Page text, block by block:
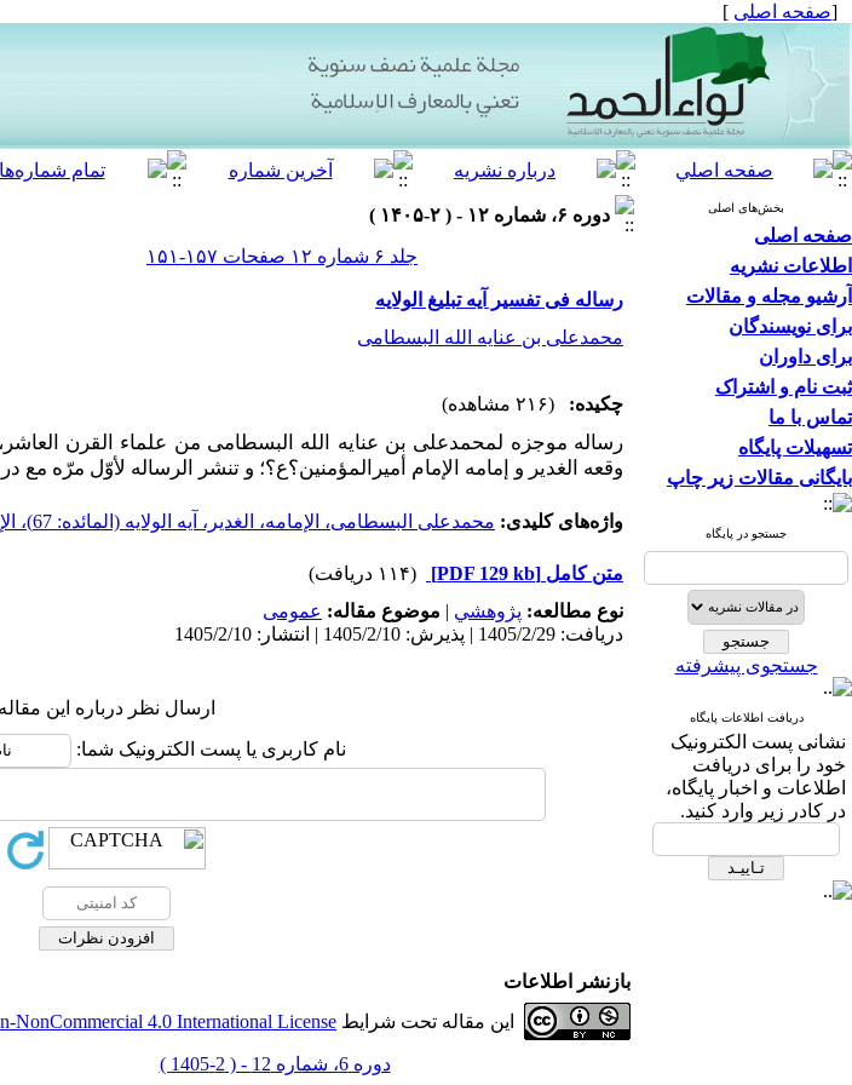
[صفحه اصلی ]
بخش‌های اصلی
صفحه اصلی
اطلاعات نشریه
آرشیو مجله و مقالات
برای نویسندگان
برای داوران
ثبت نام و اشتراک
تماس با ما
تسهیلات پایگاه
بایگانی مقالات زیر چاپ
جستجو در پایگاه
جستجوی پیشرفته
دریافت اطلاعات پایگاه
نشانی پست الکترونیک
خود را برای دریافت
اطلاعات و اخبار پایگاه،
در کادر زیر وارد کنید.
دوره ۶، شماره ۱۲ - ( ۲-۱۴۰۵ )
جلد ۶ شماره ۱۲ صفحات ۱۵۷-۱۵۱
رساله فی تفسیر آیه تبلیغ الولایه
محمدعلی بن عنایه الله البسطامی
چکیده: (۲۱۶ مشاهده)
وقعه الغدیر و إمامه الإمام أمیرالمؤمنین؟ع؟؛ و تنشر الرساله لأوّل مرّه
واژه‌های کلیدی: محمدعلی البسطامی، الإمامه، الغدیر، آیه الولایه (المائده: 67)، الإمام أمیرالمؤمنین(ع)، علماء القرن العاشر
متن کامل [PDF 129 kb]
(۱۱۴ دریافت)
نوع مطالعه: پژوهشي | موضوع مقاله: عمومى
دریافت: 1405/2/29 | پذیرش: 1405/2/10 | انتشار: 1405/2/10
ارسال نظر درباره این مقاله
نام کاربری یا پست الکترونیک شما:
بازنشر اطلاعات
این مقاله تحت شرایط NonCommercial 4.0 International License
دوره 6، شماره 12 - ( 2-1405 )